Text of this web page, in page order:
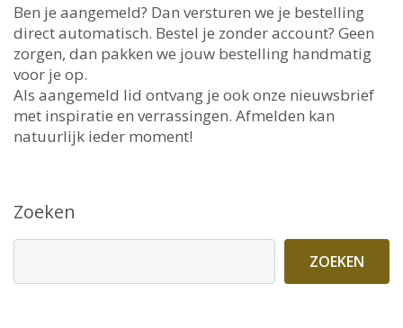
Ben je aangemeld? Dan versturen we je bestelling
direct automatisch. Bestel je zonder account? Geen
zorgen, dan pakken we jouw bestelling handmatig
voor je op.
Als aangemeld lid ontvang je ook onze nieuwsbrief
met inspiratie en verrassingen. Afmelden kan
natuurlijk ieder moment!
Zoeken
ZOEKEN